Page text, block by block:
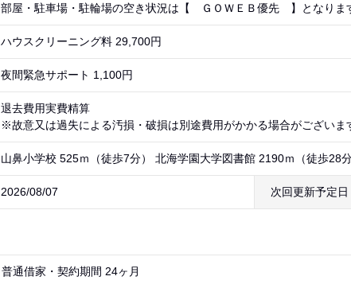
部屋・駐車場・駐輪場の空き状況は【 ＧＯＷＥＢ優先 】となりま
ハウスクリーニング料 29,700円
夜間緊急サポート 1,100円
退去費用実費精算
※故意又は過失による汚損・破損は別途費用がかかる場合がございま
山鼻小学校 525ｍ（徒歩7分） 北海学園大学図書館 2190ｍ（徒歩28
2026/08/07 次回更新予定日
普通借家・契約期間 24ヶ月